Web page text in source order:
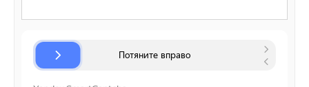
Ваш E-mail *